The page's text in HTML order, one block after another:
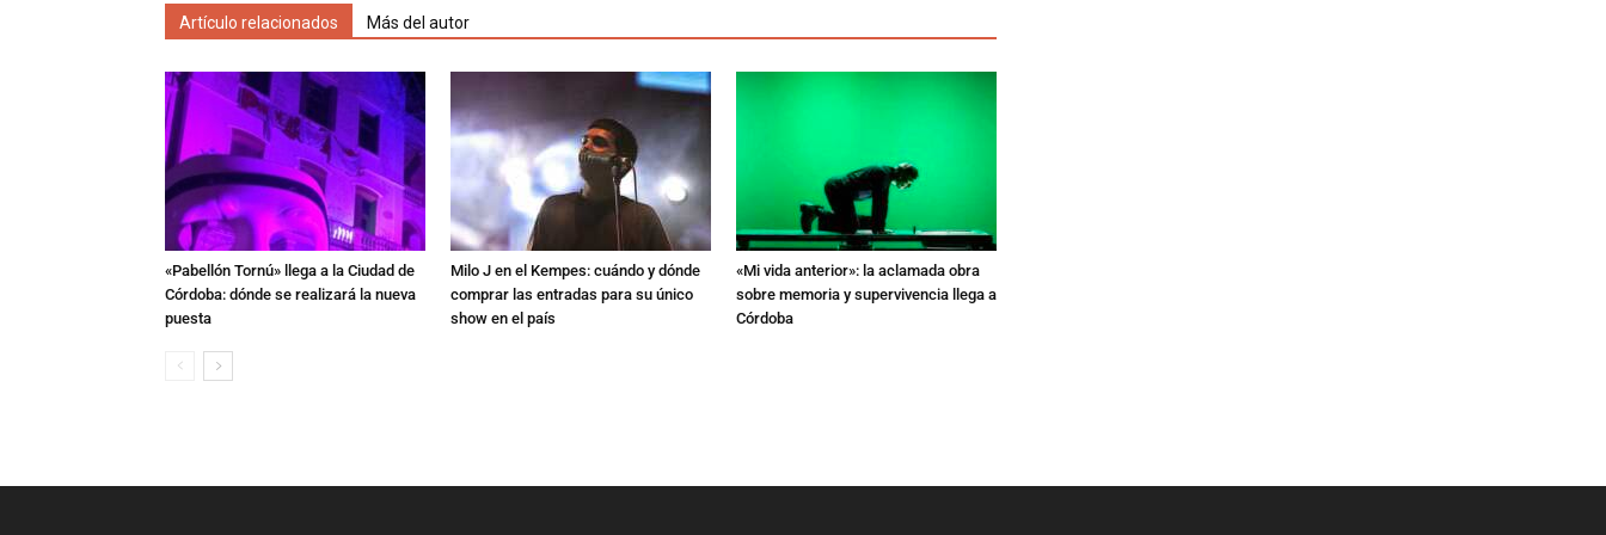
Artículo relacionados Más del autor
«Pabellón Tornú» llega a la Ciudad de
Córdoba: dónde se realizará la nueva
puesta
Milo J en el Kempes: cuándo y dónde
comprar las entradas para su único
show en el país
«Mi vida anterior»: la aclamada obra
sobre memoria y supervivencia llega a
Córdoba